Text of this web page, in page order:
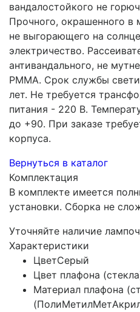
вандалостойкого не
Прочного, окрашенного
не выгорающего на
электричество.
антивандального, не
PMMA. Срок службы
лет. Не требуется
питания - 220 В.
до +90. При заказе
корпуса.
Вернуться в каталог
Комплектация
В комплекте имеется
установки. Сборка не
Уточняйте наличие
Характеристики
ЦветСерый
Цвет плафона
Материал плафона